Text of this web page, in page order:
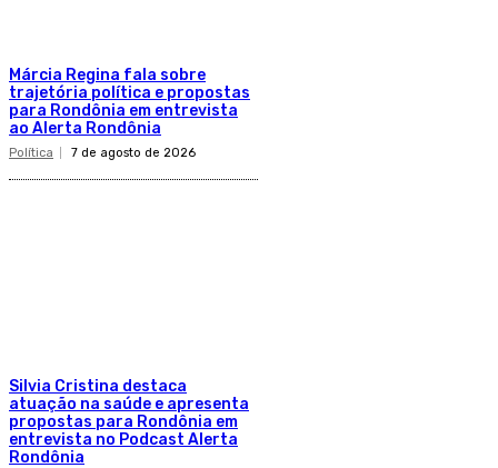
Márcia Regina fala sobre
trajetória política e propostas
para Rondônia em entrevista
ao Alerta Rondônia
Política 7 de agosto de 2026
Silvia Cristina destaca
atuação na saúde e apresenta
propostas para Rondônia em
entrevista no Podcast Alerta
Rondônia